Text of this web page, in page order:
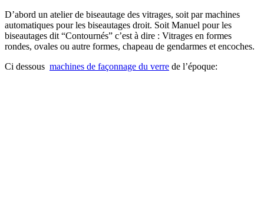
D’abord un atelier de biseautage des vitrages, soit par machines
automatiques pour les biseautages droit. Soit Manuel pour les
biseautages dit “Contournés” c’est à dire : Vitrages en formes
rondes, ovales ou autre formes, chapeau de gendarmes et encoches.
Ci dessous machines de façonnage du verre de l’époque: